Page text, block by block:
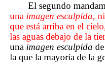
El segundo
una imagen esculpida,
que está arriba en el
las aguas debajo de la
una imagen esculpida
la que la mayoría de la